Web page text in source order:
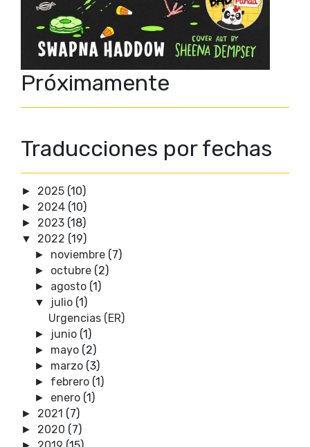
Próximamente
Traducciones por fechas
► 2025 (10)
► 2024 (10)
► 2023 (18)
▼ 2022 (19)
► noviembre (7)
► octubre (2)
► agosto (1)
▼ julio (1)
Urgencias (ER)
► junio (1)
► mayo (2)
► marzo (3)
► febrero (1)
► enero (1)
► 2021 (7)
► 2020 (7)